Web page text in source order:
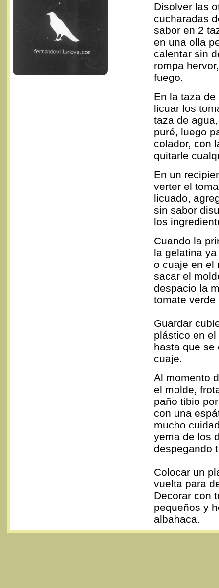
Disolver las
cucharadas
sabor en 2
en una olla
calentar sin
rompa
fuego.
En la taza
licuar los
taza de
puré, luego
colador, con
quitarle
En un
verter el
licuado,
sin sabor
los
Cuando la
la gelatina
o cuaje en el
sacar el
despacio la
tomate
Guardar
plástico en
hasta que se
cuaje.
Al momento
el molde,
paño tibio
con una
mucho
yema de los
despegando
Colocar un
vuelta para
Decorar con
pequeños y
albahaca.